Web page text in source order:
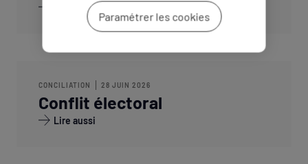
Lire aussi
CONCILIATION 28 JUIN 2026
Conflit électoral
Lire aussi
Paramétrer les cookies